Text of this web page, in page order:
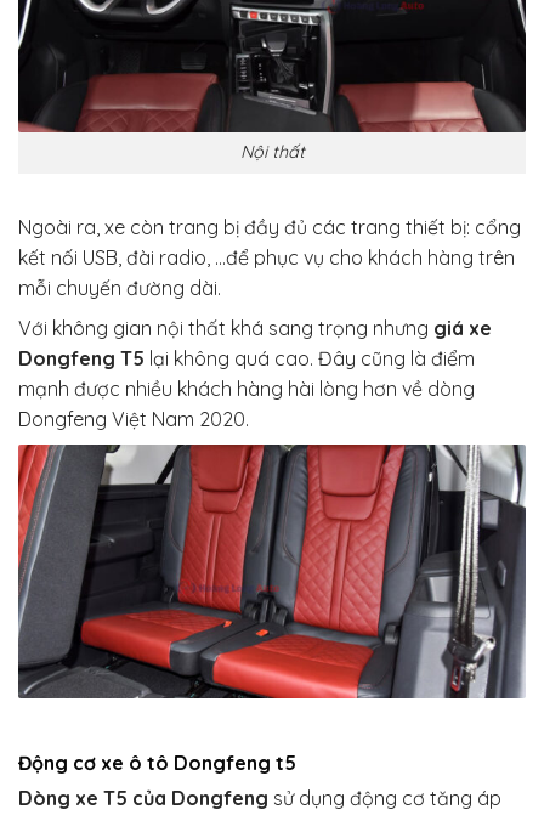
Nội thất
Ngoài ra, xe còn trang bị đầy đủ các trang thiết bị: cổng
kết nối USB, đài radio, …để phục vụ cho khách hàng trên
mỗi chuyến đường dài.
Với không gian nội thất khá sang trọng nhưng giá xe
Dongfeng T5 lại không quá cao. Đây cũng là điểm
mạnh được nhiều khách hàng hài lòng hơn về dòng
Dongfeng Việt Nam 2020.
Động cơ xe ô tô Dongfeng t5
Dòng xe T5 của Dongfeng sử dụng động cơ tăng áp